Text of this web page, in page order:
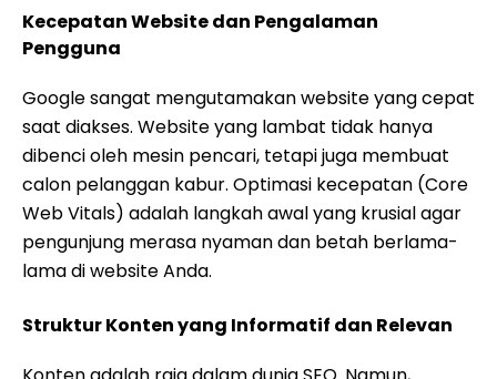
Kecepatan Website dan Pengalaman
Pengguna
Google sangat mengutamakan website yang cepat
saat diakses. Website yang lambat tidak hanya
dibenci oleh mesin pencari, tetapi juga membuat
calon pelanggan kabur. Optimasi kecepatan (Core
Web Vitals) adalah langkah awal yang krusial agar
pengunjung merasa nyaman dan betah berlama-
lama di website Anda.
Struktur Konten yang Informatif dan Relevan